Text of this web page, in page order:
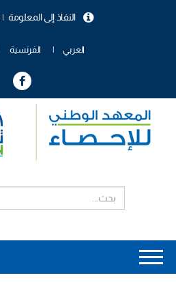
النفاذ إلى المعلومة
العربي الفرنسية
Main